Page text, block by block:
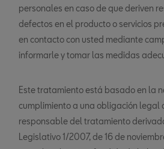
personales en caso de que deriven
defectos en el producto o servicios
en contacto con usted mediante
informarle y tomar las medidas
Este tratamiento está basado en la
cumplimiento a una obligación legal
responsable del tratamiento
Legislativo 1/2007, de 16 de